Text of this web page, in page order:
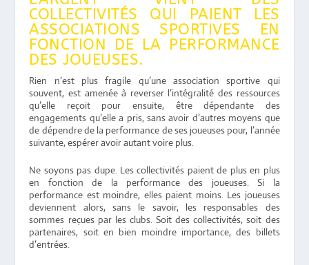
COLLECTIVITÉS QUI PAIENT LES
ASSOCIATIONS SPORTIVES EN
FONCTION DE LA PERFORMANCE
DES JOUEUSES.
Rien n’est plus fragile qu’une association sportive qui
souvent, est amenée à reverser l’intégralité des ressources
qu’elle reçoit pour ensuite, être dépendante des
engagements qu’elle a pris, sans avoir d’autres moyens que
de dépendre de la performance de ses joueuses pour, l’année
suivante, espérer avoir autant voire plus.
Ne soyons pas dupe. Les collectivités paient de plus en plus
en fonction de la performance des joueuses. Si la
performance est moindre, elles paient moins. Les joueuses
deviennent alors, sans le savoir, les responsables des
sommes reçues par les clubs. Soit des collectivités, soit des
partenaires, soit en bien moindre importance, des billets
d’entrées.